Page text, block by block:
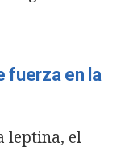
fuerza en la
leptina, el